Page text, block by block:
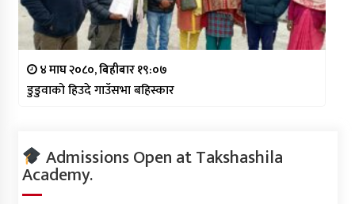
४ माघ २०८०, बिहीबार १९:०७
डुडुवाको हिउदे गाउँसभा बहिस्कार
Admissions Open at Takshashila
Academy.